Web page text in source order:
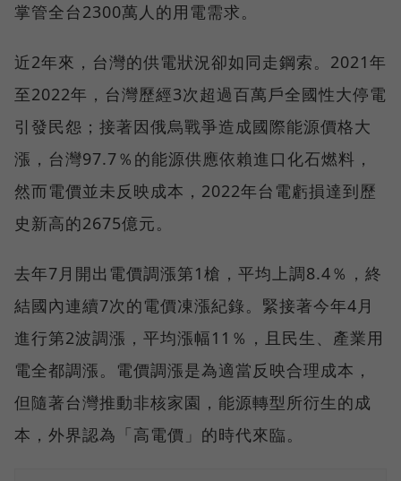
掌管全台2300萬人的用電需求。
近2年來，台灣的供電狀況卻如同走鋼索。2021年
至2022年，台灣歷經3次超過百萬戶全國性大停電
引發民怨；接著因俄烏戰爭造成國際能源價格大
漲，台灣97.7％的能源供應依賴進口化石燃料，
然而電價並未反映成本，2022年台電虧損達到歷
史新高的2675億元。
去年7月開出電價調漲第1槍，平均上調8.4％，終
結國內連續7次的電價凍漲紀錄。緊接著今年4月
進行第2波調漲，平均漲幅11％，且民生、產業用
電全都調漲。電價調漲是為適當反映合理成本，
但隨著台灣推動非核家園，能源轉型所衍生的成
本，外界認為「高電價」的時代來臨。